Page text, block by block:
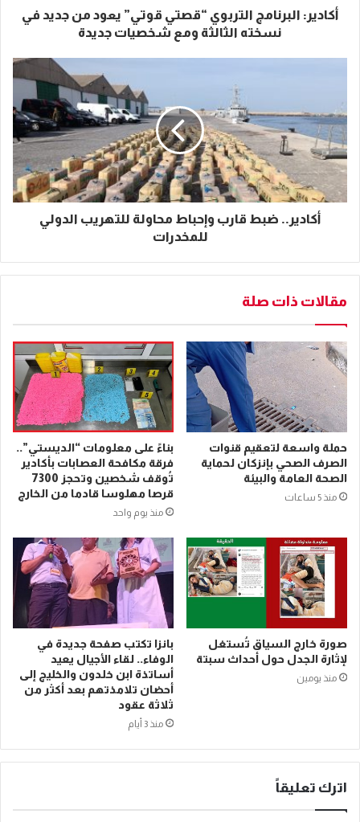
أكادير: البرنامج التربوي “قصتي قوتي” يعود من جديد في
نسخته الثالثة ومع شخصيات جديدة
أكادير.. ضبط قارب وإحباط محاولة للتهريب الدولي
للمخدرات
مقالات ذات صلة
حملة واسعة لتعقيم قنوات
الصرف الصحي بإنزكان لحماية
الصحة العامة والبيئة
منذ 5 ساعات
بناءً على معلومات “الديستي”..
فرقة مكافحة العصابات بأكادير
تُوقف شخصين وتحجز 7300
قرصا مهلوسا قادما من الخارج
منذ يوم واحد
صورة خارج السياق تُستغل
لإثارة الجدل حول أحداث سبتة
منذ يومين
بانزا تكتب صفحة جديدة في
الوفاء.. لقاء الأجيال يعيد
أساتذة ابن خلدون والخليج إلى
أحضان تلامذتهم بعد أكثر من
ثلاثة عقود
منذ 3 أيام
اترك تعليقاً